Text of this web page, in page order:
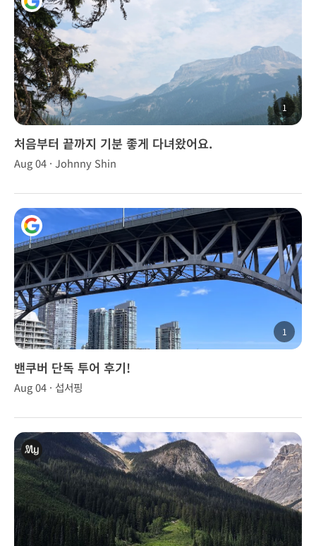
1
처음부터 끝까지 기분 좋게 다녀왔어요.
Aug 04 · Johnny Shin
1
밴쿠버 단독 투어 후기!
Aug 04 · 섭서핑